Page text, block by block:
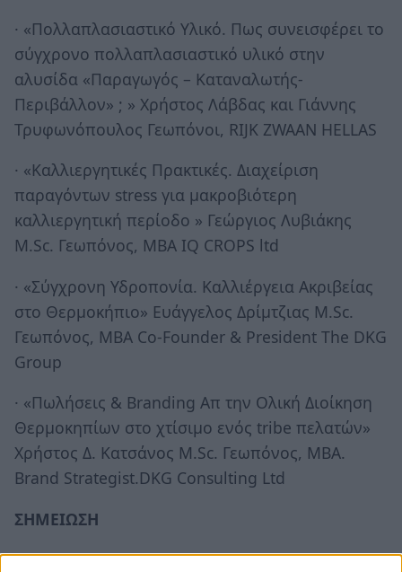
· «Πολλαπλασιαστικό Υλικό. Πως συνεισφέρει το
σύγχρονο πολλαπλασιαστικό υλικό στην
αλυσίδα «Παραγωγός – Καταναλωτής-
Περιβάλλον» ; » Χρήστος Λάβδας και Γιάννης
Τρυφωνόπουλος Γεωπόνοι, RIJK ZWAAN HELLAS
· «Καλλιεργητικές Πρακτικές. Διαχείριση
παραγόντων stress για μακροβιότερη
καλλιεργητική περίοδο » Γεώργιος Λυβιάκης
Μ.Sc. Γεωπόνος, ΜΒΑ IQ CROPS ltd
· «Σύγχρονη Υδροπονία. Καλλιέργεια Ακριβείας
στο Θερμοκήπιο» Ευάγγελος Δρίμτζιας Μ.Sc.
Γεωπόνος, ΜΒΑ Co-Founder & President The DKG
Group
· «Πωλήσεις & Branding Απ την Ολική Διοίκηση
Θερμοκηπίων στο χτίσιμο ενός tribe πελατών»
Χρήστος Δ. Κατσάνος Μ.Sc. Γεωπόνος, ΜΒΑ.
Brand Strategist.DKG Consulting Ltd
ΣΗΜΕΙΩΣΗ
Παράλληλη Πολιτιστική Εκδήλωση